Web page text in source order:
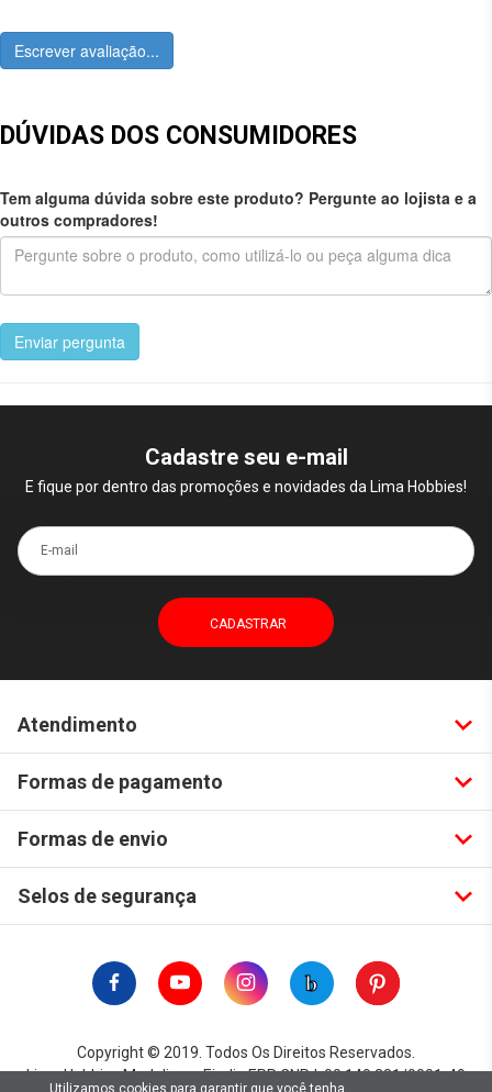
Escrever avaliação...
DÚVIDAS DOS CONSUMIDORES
Tem alguma dúvida sobre este produto? Pergunte ao lojista e a
outros compradores!
Enviar pergunta
Cadastre seu e-mail
E fique por dentro das promoções e novidades da Lima Hobbies!
E-mail
Atendimento
Formas de pagamento
Formas de envio
Selos de segurança
Copyright © 2019. Todos Os Direitos Reservados.
Lima Hobbies Modelismo Eireli - EPP CNPJ: 00.149.281/0001-49
Utilizamos cookies para garantir que você tenha